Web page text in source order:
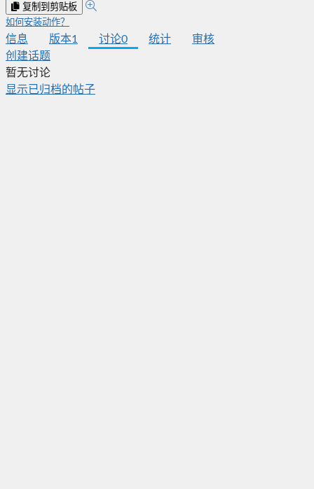
复制到剪贴板
如何安装动作？
信息 版本1 讨论0 统计
审核
创建话题
暂无讨论
显示已归档的帖子